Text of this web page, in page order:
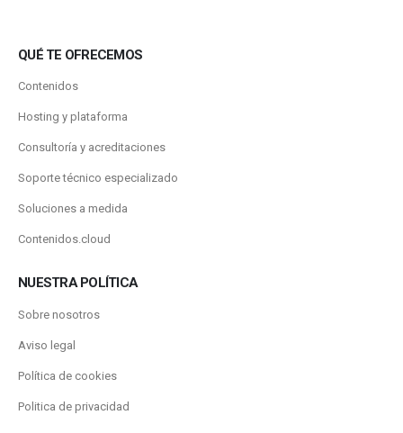
QUÉ TE OFRECEMOS
Contenidos
Hosting y plataforma
Consultoría y acreditaciones
Soporte técnico especializado
Soluciones a medida
Contenidos.cloud
NUESTRA POLÍTICA
Sobre nosotros
Aviso legal
Política de cookies
Politica de privacidad